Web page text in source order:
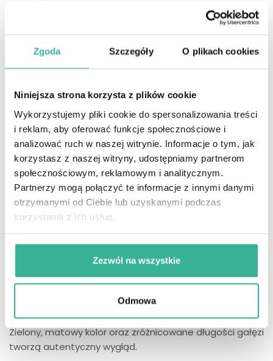
Zgoda Szczegóły O plikach cookies
Niniejsza strona korzysta z plików cookie
Wykorzystujemy pliki cookie do spersonalizowania treści
i reklam, aby oferować funkcje społecznościowe i
analizować ruch w naszej witrynie. Informacje o tym, jak
korzystasz z naszej witryny, udostępniamy partnerom
społecznościowym, reklamowym i analitycznym.
Partnerzy mogą połączyć te informacje z innymi danymi
otrzymanymi od Ciebie lub uzyskanymi podczas
korzystania z ich usług.
Zezwól na wszystkie
Odmowa
To inwestycja, która będzie wracać do Ciebie co roku –
wyjątkowy klimat. Nie musisz martwić się o zakup
kolejnych drzewek, sprzątanie igieł czy ich krótką
dzięki czemu święta w Twoim domu będą miały zawsze
Zamiast jednorazowego wydatku na coś ulotnego –
wybierasz rozwiązanie trwałe, które za każdym razem
będzie przypominało o pięknych chwilach spędzonych w
rodzinnym gronie.
Rozwiewamy najczęstsze obiekcje
nt. sztucznych choinek
„Sztuczne choinki są plastikowe i mało
efektowne”
– gałęzie wykonane z wysokiej jakości PE
pozwalają uzyskać efekt zbliżony do naturalnego igliwia.
Zielony, matowy kolor oraz zróżnicowane długości gałęzi
tworzą autentyczny wygląd.